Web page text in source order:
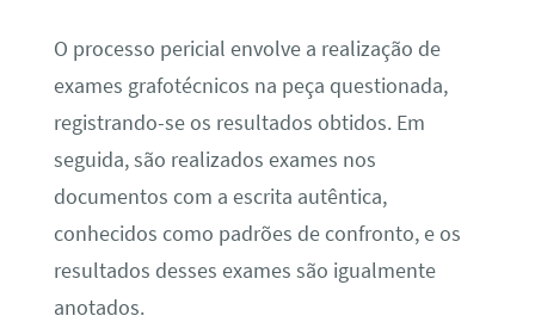
O processo pericial envolve a realização de
exames grafotécnicos na peça questionada,
registrando-se os resultados obtidos. Em
seguida, são realizados exames nos
documentos com a escrita autêntica,
conhecidos como padrões de confronto, e os
resultados desses exames são igualmente
anotados.